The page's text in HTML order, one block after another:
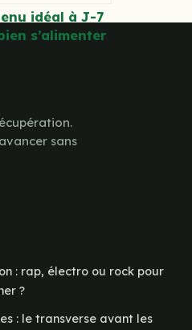
idéal à J-7
s’alimenter
sans
: rap, électro ou rock pour
?
: le transverse avant les